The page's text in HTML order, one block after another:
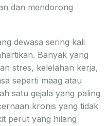
dan mendorong
dewasa sering kali
Banyak yang
stres, kelelahan kerja,
seperti maag atau
satu gejala yang paling
kronis yang tidak
perut yang hilang